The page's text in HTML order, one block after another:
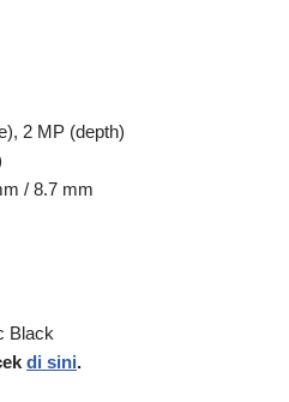
2 MP (depth)
/ 8.7 mm
Black
di sini.